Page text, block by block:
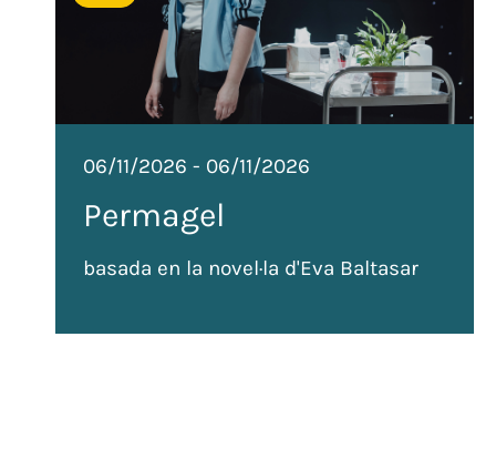
06/11/2026 - 06/11/2026
Permagel
basada en la novel·la d'Eva Baltasar